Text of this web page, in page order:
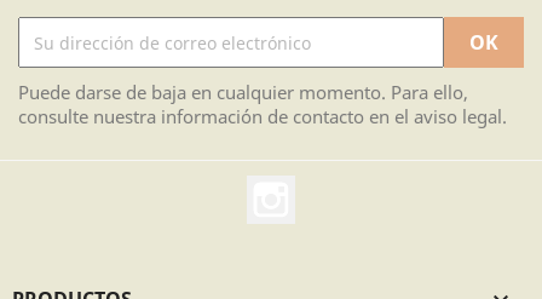
Puede darse de baja en cualquier momento. Para ello,
consulte nuestra información de contacto en el aviso legal.